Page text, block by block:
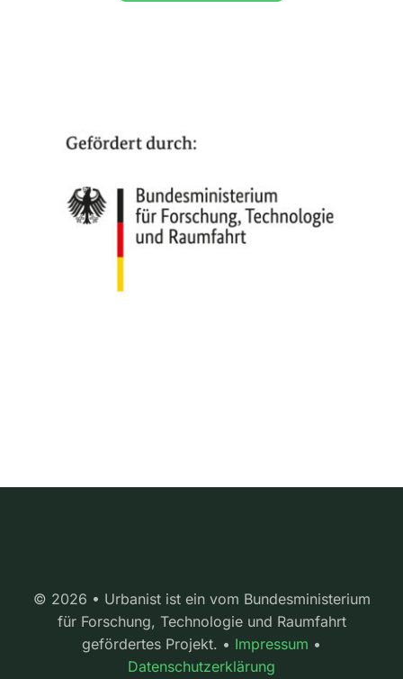
© 2026 • Urbanist ist ein vom Bundesministerium
für Forschung, Technologie und Raumfahrt
gefördertes Projekt. • Impressum •
Datenschutzerklärung